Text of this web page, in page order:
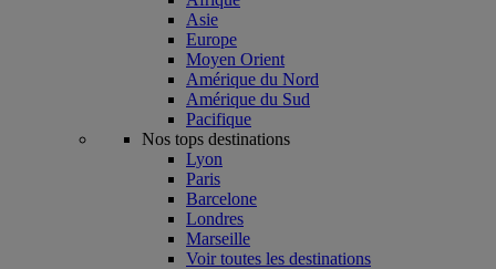
Asie
Europe
Moyen Orient
Amérique du Nord
Amérique du Sud
Pacifique
Nos tops destinations
Lyon
Paris
Barcelone
Londres
Marseille
Voir toutes les destinations